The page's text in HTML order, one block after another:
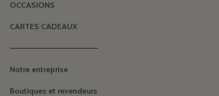
OCCASIONS
CARTES CADEAUX
———————————————
Notre entreprise
Boutiques et revendeurs